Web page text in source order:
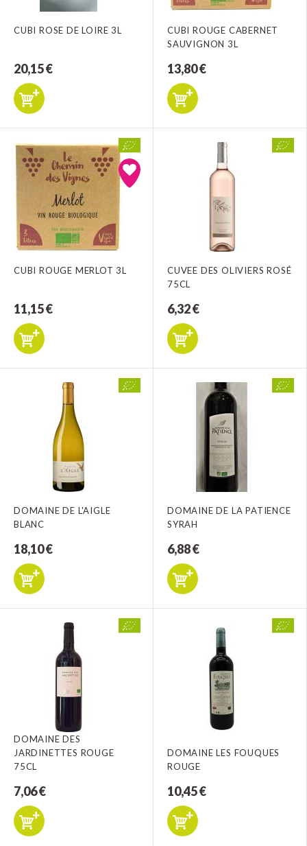
CUBI ROSE DE LOIRE 3L
20,15 €
CUBI ROUGE CABERNET
SAUVIGNON 3L
13,80 €
CUBI ROUGE MERLOT 3L
11,15 €
CUVEE DES OLIVIERS ROSÉ
75CL
6,32 €
DOMAINE DE L'AIGLE
BLANC
18,10 €
DOMAINE DE LA PATIENCE
SYRAH
6,88 €
DOMAINE DES
JARDINETTES ROUGE
75CL
7,06 €
DOMAINE LES FOUQUES
ROUGE
10,45 €